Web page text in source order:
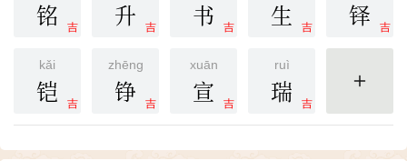
吉
铭 吉
升 吉
书 吉
生 吉
铎
kǎi
吉
铠
zhēng
吉
铮
xuān
吉
宣
ruì
吉
瑞 更多